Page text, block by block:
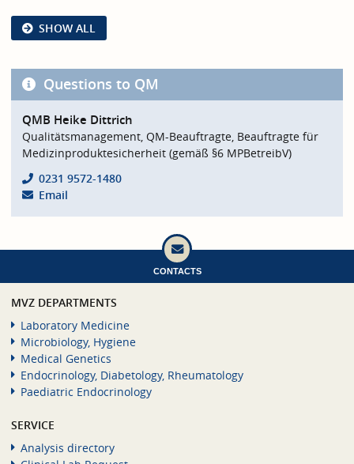
SHOW ALL
Questions to QM
QMB Heike Dittrich
Qualitätsmanagement, QM-Beauftragte, Beauftragte für
Medizinproduktesicherheit (gemäß §6 MPBetreibV)
0231 9572-1480
Email
CONTACTS
MVZ DEPARTMENTS
Laboratory Medicine
Microbiology, Hygiene
Medical Genetics
Endocrinology, Diabetology, Rheumatology
Paediatric Endocrinology
SERVICE
Analysis directory